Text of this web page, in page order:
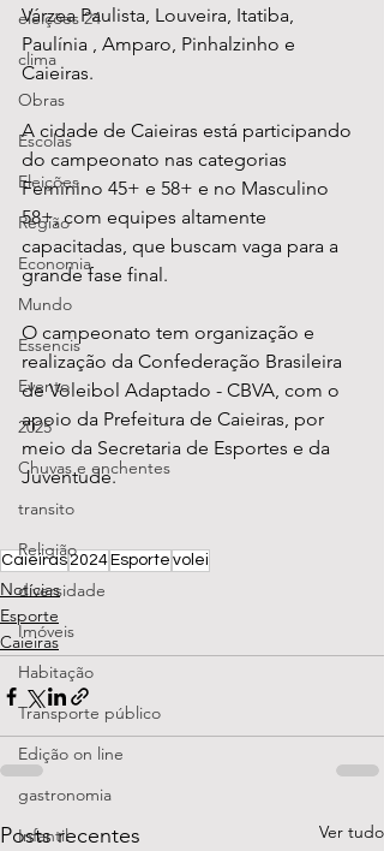
eleições 24
clima
Obras
Escolas
Eleições
Região
Economia
Mundo
Essencis
Evento
2025
Chuvas e enchentes
transito
Religião
diversidade
Imóveis
Habitação
Transporte público
Edição on line
gastronomia
Infantil
Várzea Paulista, Louveira, Itatiba,
Paulínia , Amparo, Pinhalzinho e
Caieiras.
A cidade de Caieiras está participando
do campeonato nas categorias
Feminino 45+ e 58+ e no Masculino
58+, com equipes altamente
capacitadas, que buscam vaga para a
grande fase final.
O campeonato tem organização e
realização da Confederação Brasileira
de Voleibol Adaptado - CBVA, com o
apoio da Prefeitura de Caieiras, por
meio da Secretaria de Esportes e da
Juventude.
Caieiras2024 Esporte volei
Notícias
Esporte
Caieiras
Posts recentes Ver tudo